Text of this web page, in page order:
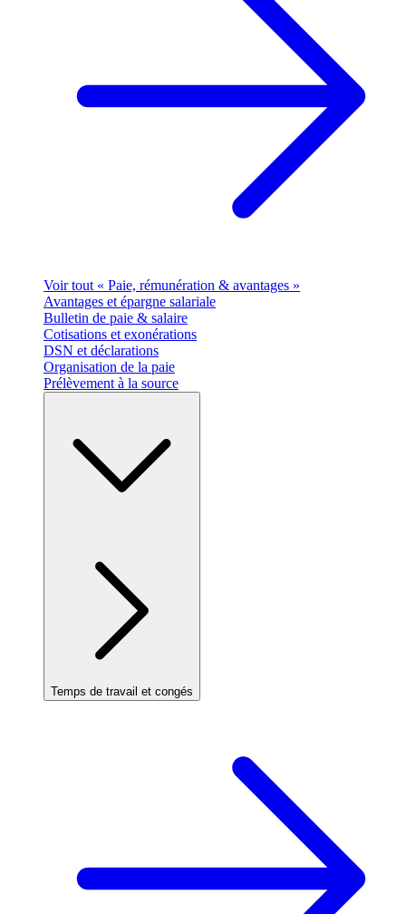
Voir tout « Paie, rémunération & avantages »
Avantages et épargne salariale
Bulletin de paie & salaire
Cotisations et exonérations
DSN et déclarations
Organisation de la paie
Prélèvement à la source
Temps de travail et congés